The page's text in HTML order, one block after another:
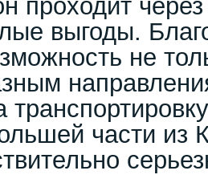
проходит
выгоды.
не
части из